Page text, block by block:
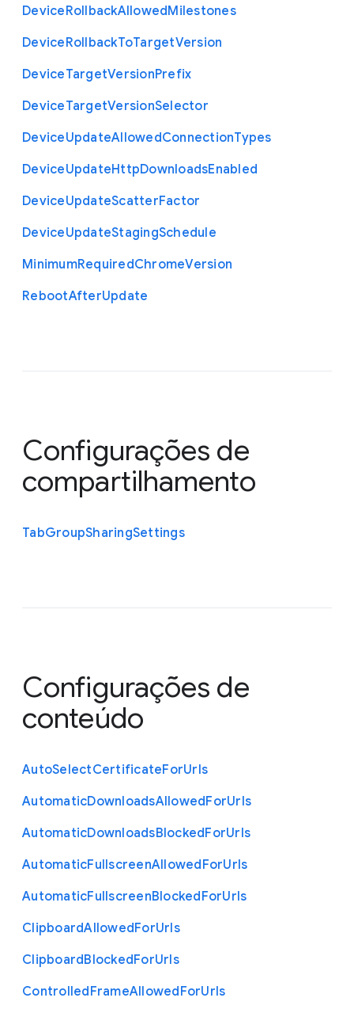
DeviceRollbackAllowedMilestones
DeviceRollbackToTargetVersion
DeviceTargetVersionPrefix
DeviceTargetVersionSelector
DeviceUpdateAllowedConnectionTypes
DeviceUpdateHttpDownloadsEnabled
DeviceUpdateScatterFactor
DeviceUpdateStagingSchedule
MinimumRequiredChromeVersion
RebootAfterUpdate
Configurações de
compartilhamento
TabGroupSharingSettings
Configurações de
conteúdo
AutoSelectCertificateForUrls
AutomaticDownloadsAllowedForUrls
AutomaticDownloadsBlockedForUrls
AutomaticFullscreenAllowedForUrls
AutomaticFullscreenBlockedForUrls
ClipboardAllowedForUrls
ClipboardBlockedForUrls
ControlledFrameAllowedForUrls